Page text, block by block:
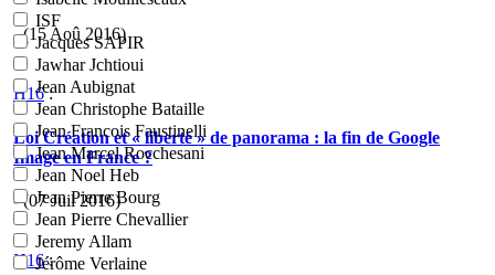
ISF
Jacques SAPIR
Jawhar Jchtioui
Jean Aubignat
Jean Christophe Bataille
Jean Francois Faustinelli
Jean Marcel Rocchesani
Jean Noel Heb
Jean Pierre Bourg
Jean Pierre Chevallier
Jeremy Allam
Jérôme Verlaine
- (15 Aoû 2016)
H16:
Loi Création et « liberté » de panorama : la fin de Google
Image en France ?
- (07 Juil 2016)
H16: